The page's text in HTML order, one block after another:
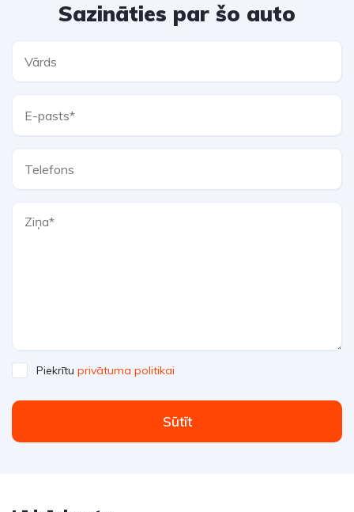
Sazināties par šo auto
Piekrītu privātuma politikai
Sūtīt